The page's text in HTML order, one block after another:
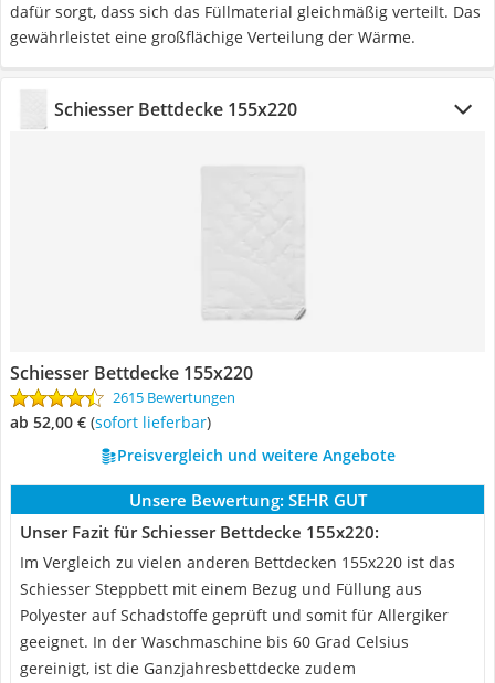
dafür sorgt, dass sich das Füllmaterial gleichmäßig verteilt. Das
gewährleistet eine großflächige Verteilung der Wärme.
Schiesser Bettdecke 155x220
Schiesser Bettdecke 155x220
2615 Bewertungen
ab 52,00 € ( Sofort lieferbar)
Preisvergleich und weitere Angebote
Unsere Bewertung: SEHR GUT
Unser Fazit für Schiesser Bettdecke 155x220:
Im Vergleich zu vielen anderen Bettdecken 155x220 ist das
Schiesser Steppbett mit einem Bezug und Füllung aus
Polyester auf Schadstoffe geprüft und somit für Allergiker
geeignet. In der Waschmaschine bis 60 Grad Celsius
gereinigt, ist die Ganzjahresbettdecke zudem